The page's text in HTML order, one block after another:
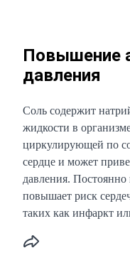
Повышение
давления
Соль содержит
жидкости в
циркулирующей по
сердце и может
давления.
повышает риск
таких как инфаркт